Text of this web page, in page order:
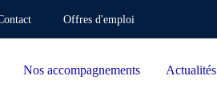
Offres d'emploi
Nos accompagnements Actualités